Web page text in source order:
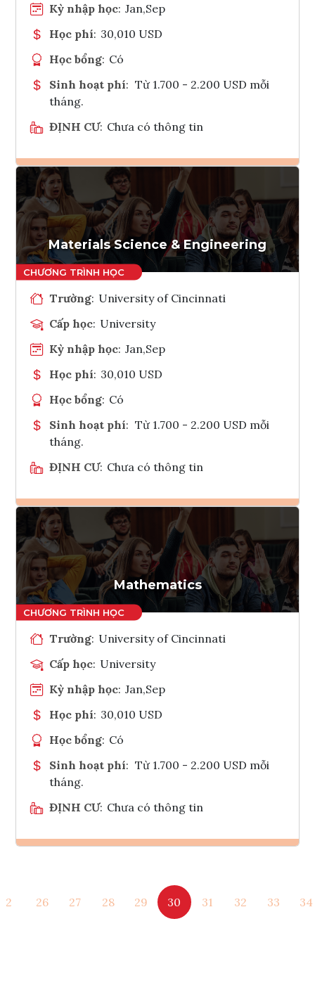
Kỳ nhập học: Jan,Sep
Học phí: 30,010 USD
Học bổng: Có
Sinh hoạt phí: Từ 1.700 - 2.200 USD mỗi
tháng.
ĐỊNH CƯ: Chưa có thông tin
Ghi danh
Tham vấn Interlink
Materials Science & Engineering
Trường: University of Cincinnati
Cấp học: University
Kỳ nhập học: Jan,Sep
Học phí: 30,010 USD
Học bổng: Có
Sinh hoạt phí: Từ 1.700 - 2.200 USD mỗi
tháng.
ĐỊNH CƯ: Chưa có thông tin
Ghi danh
Tham vấn Interlink
Mathematics
Trường: University of Cincinnati
Cấp học: University
Kỳ nhập học: Jan,Sep
Học phí: 30,010 USD
Học bổng: Có
Sinh hoạt phí: Từ 1.700 - 2.200 USD mỗi
tháng.
ĐỊNH CƯ: Chưa có thông tin
Tham vấn Interlink
2 26 27 28 29 30 31 32 33 34